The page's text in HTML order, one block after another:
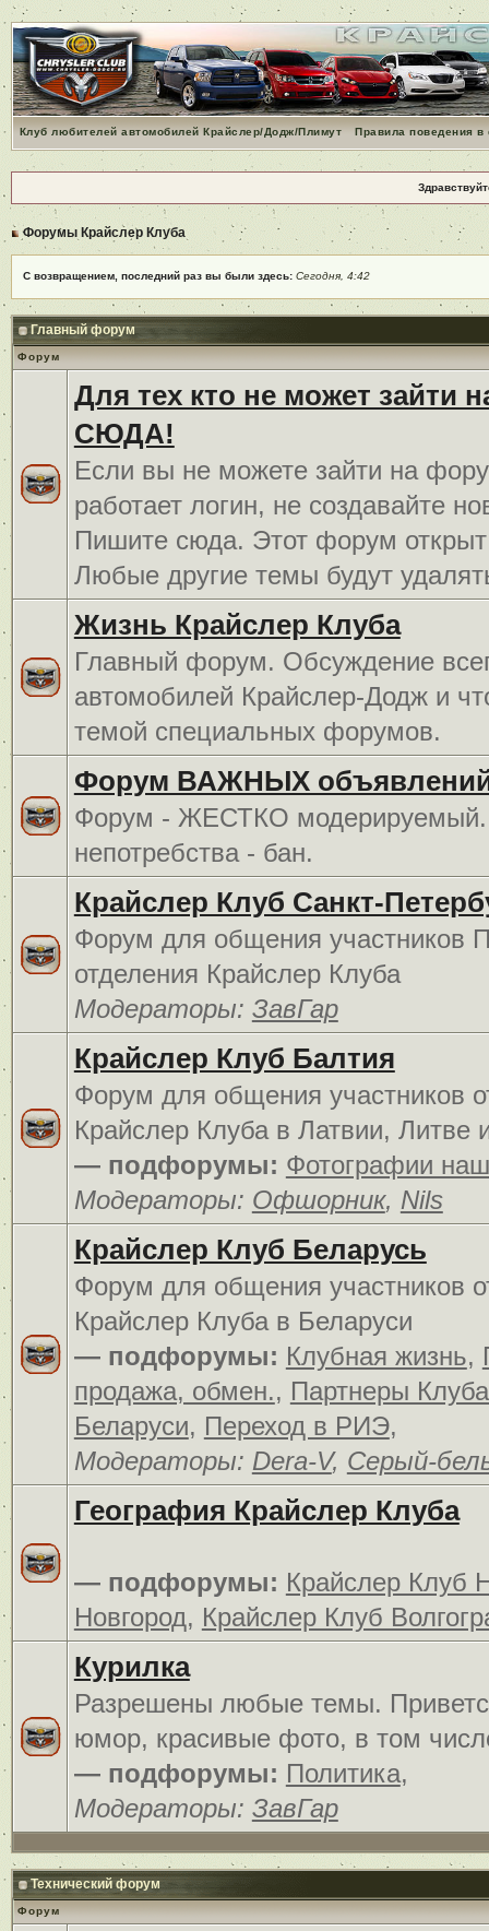
Клуб любителей автомобилей Крайслер/Додж/Плимут Правила поведения
Форумы Крайслер Клуба
С возвращением, последний раз вы были здесь: Сегодня, 4:42
Главный форум
Форум
Для тех кто не может зайти
СЮДА!
Если вы не можете зайти на
работает логин, не создавайте
Пишите сюда. Этот форум открыт
Любые другие темы будут
Жизнь Крайслер Клуба
Главный форум. Обсуждение
автомобилей Крайслер-Додж и
темой специальных форумов.
Форум ВАЖНЫХ
Форум - ЖЕСТКО
непотребства - бан.
Крайслер Клуб Санкт-
Форум для общения участников
отделения Крайслер Клуба
Модераторы: ЗавГар
Крайслер Клуб Балтия
Форум для общения участников
Крайслер Клуба в Латвии, Литве
— подфорумы: Фотографии
Модераторы: Офшорник, Nils
Крайслер Клуб Беларусь
Форум для общения участников
Крайслер Клуба в Беларуси
— подфорумы: Клубная жизнь,
продажа, обмен., Партнеры
Беларуси, Переход в РИЭ,
Модераторы: Dera-V, Серый-
География Крайслер Клуба
— подфорумы: Крайслер Клуб
Новгород, Крайслер Клуб
Курилка
Разрешены любые темы.
юмор, красивые фото, в том
— подфорумы: Политика,
Модераторы: ЗавГар
Технический форум
Форум